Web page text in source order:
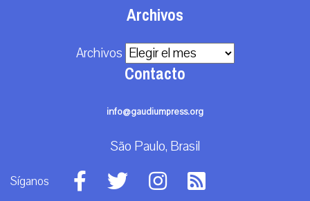
Archivos
Archivos
Contacto
info@gaudiumpress.org
São Paulo, Brasil
Síganos